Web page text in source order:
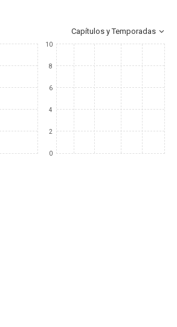
Capítulos y Temporadas
10
8
6
4
2
0